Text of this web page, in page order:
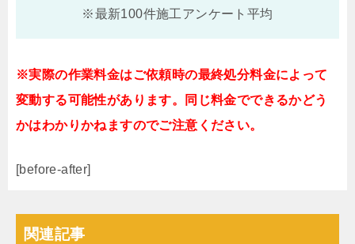
※最新100件施工アンケート平均
※実際の作業料金はご依頼時の最終処分料金によって
変動する可能性があります。同じ料金でできるかどう
かはわかりかねますのでご注意ください。
[before-after]
関連記事